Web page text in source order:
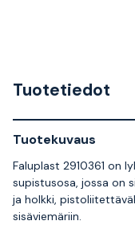
Tuotetiedot
Tuotekuvaus
Faluplast 2910361 on
supistusosa, jossa on
ja holkki,
sisäviemäriin.